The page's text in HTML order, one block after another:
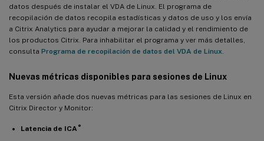
datos después de instalar el VDA de Linux. El programa de
recopilación de datos recopila estadísticas y datos de uso y los envía
a Citrix Analytics para ayudar a mejorar la calidad y el rendimiento de
los productos Citrix. Para inhabilitar el programa y ver más detalles,
consulta Programa de recopilación de datos del VDA de Linux
Nuevas métricas disponibles para sesiones de Linux
Esta versión añade dos nuevas métricas para las sesiones de Linux en
Citrix Director y Monitor:
Latencia de ICA ®
Compatibilidad con el hipervisor KVM
Copia y pegado de archivos disponible para todas las
distribuciones de Linux compatibles
Compatibilidad con Debian 11.3
Compatibilidad con la autenticación de usuarios con
credenciales de Azure AD
Visualización del estado de la batería del cliente